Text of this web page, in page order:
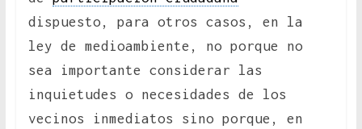
dispuesto, para otros casos, en la
ley de medioambiente, no porque no
sea importante considerar las
inquietudes o necesidades de los
vecinos inmediatos sino porque, en